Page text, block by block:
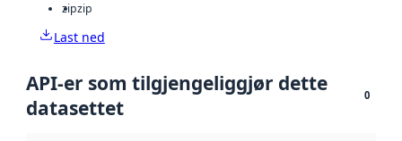
zipzip
Last ned
API-er som tilgjengeliggjør dette
datasettet
0